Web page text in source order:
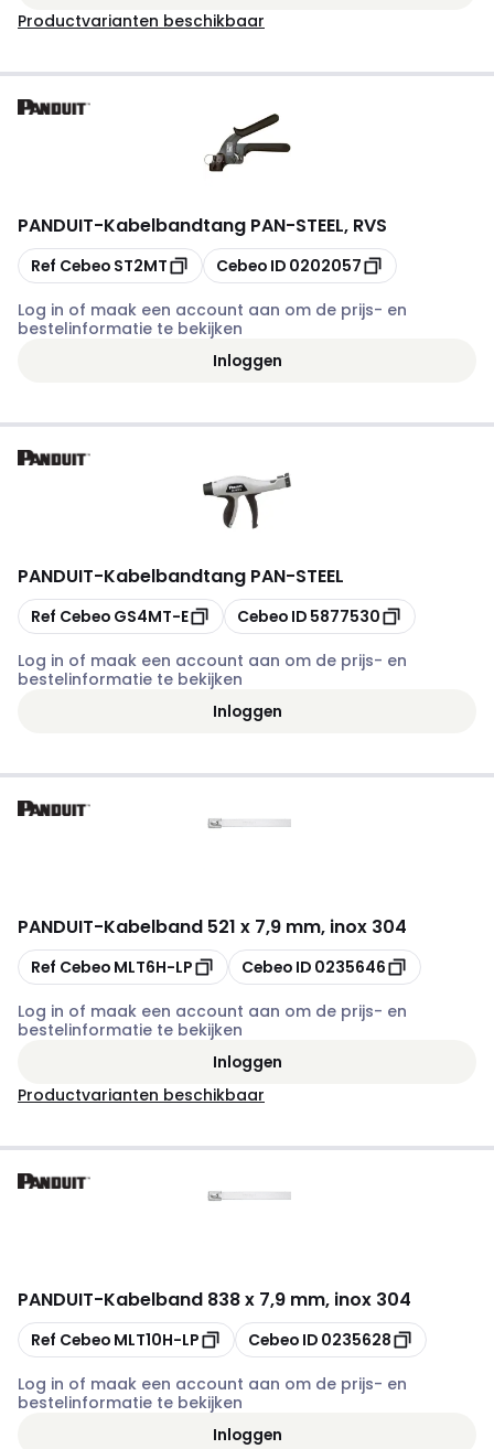
Productvarianten beschikbaar
PANDUIT-Kabelbandtang PAN-STEEL, RVS
Kopiëren
Ref Cebeo ST2MT Kopiëren
Cebeo ID 0202057
Log in of maak een account aan om de prijs- en
bestelinformatie te bekijken
Inloggen
PANDUIT-Kabelbandtang PAN-STEEL
Kopiëren
Ref Cebeo GS4MT-E Kopiëren
Cebeo ID 5877530
Log in of maak een account aan om de prijs- en
bestelinformatie te bekijken
Inloggen
PANDUIT-Kabelband 521 x 7,9 mm, inox 304
Kopiëren
Ref Cebeo MLT6H-LP Kopiëren
Cebeo ID 0235646
Log in of maak een account aan om de prijs- en
bestelinformatie te bekijken
Inloggen
Productvarianten beschikbaar
PANDUIT-Kabelband 838 x 7,9 mm, inox 304
Kopiëren
Ref Cebeo MLT10H-LP Kopiëren
Cebeo ID 0235628
Log in of maak een account aan om de prijs- en
bestelinformatie te bekijken
Inloggen